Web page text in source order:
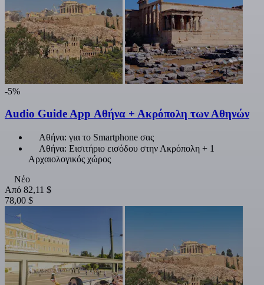
-5%
Audio Guide App Αθήνα + Ακρόπολη των Αθηνών
Αθήνα: για το Smartphone σας
Αθήνα: Εισιτήριο εισόδου στην Ακρόπολη + 1
Αρχαιολογικός χώρος
Νέο
Από 82,11 $
78,00 $